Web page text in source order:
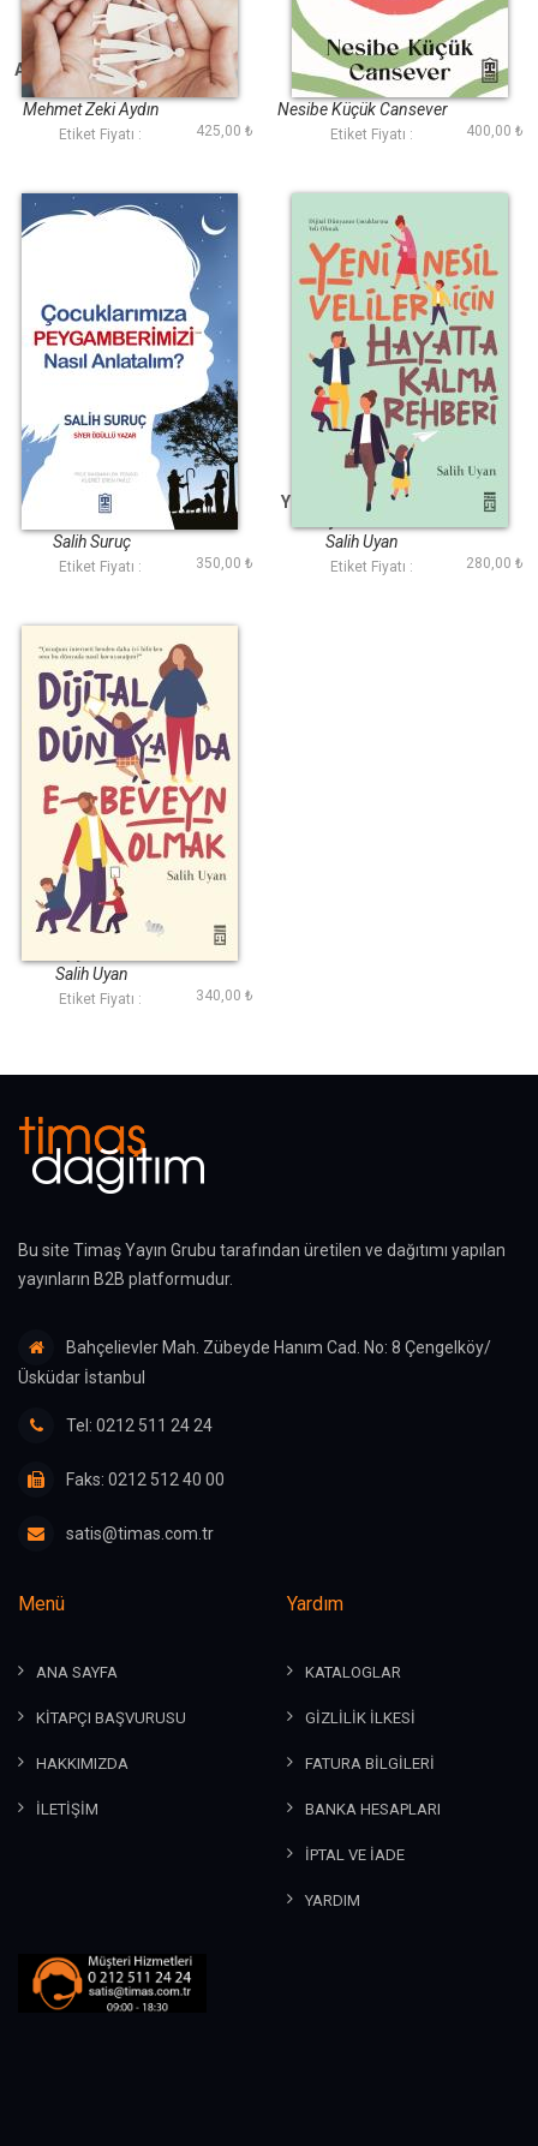
Ailede Ahlak Eğitimi
Mehmet Zeki Aydın
Etiket Fiyatı : 425,00 ₺
Kalbin Dönüşümü
Nesibe Küçük Cansever
Etiket Fiyatı : 400,00 ₺
Çocuklarımıza
Peygamberimizi
Nasıl Anlatalım?
Salih Suruç
Etiket Fiyatı : 350,00 ₺
Yeni Nesil Veliler İçin
Hayatta Kalma
Rehberi
Salih Uyan
Etiket Fiyatı : 280,00 ₺
Dijital Dünyada E-
Salih Uyan
Etiket Fiyatı : 340,00 ₺
Bu site Timaş Yayın Grubu tarafından üretilen ve dağıtımı yapılan
yayınların B2B platformudur.
Bahçelievler Mah. Zübeyde Hanım Cad. No: 8 Çengelköy/
Üsküdar İstanbul
Tel: 0212 511 24 24
Faks: 0212 512 40 00
satis@timas.com.tr
Menü
ANA SAYFA
KİTAPÇI BAŞVURUSU
HAKKIMIZDA
İLETİŞİM
Yardım
KATALOGLAR
GİZLİLİK İLKESİ
FATURA BİLGİLERİ
BANKA HESAPLARI
İPTAL VE İADE
YARDIM